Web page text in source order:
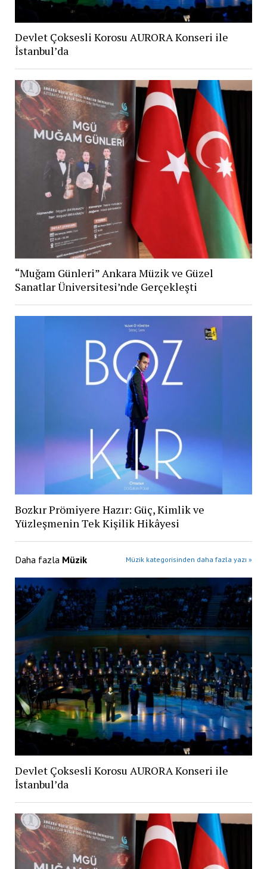
Devlet Çoksesli Korosu AURORA Konseri ile
İstanbul’da
“Muğam Günleri” Ankara Müzik ve Güzel
Sanatlar Üniversitesi’nde Gerçekleşti
Bozkır Prömiyere Hazır: Güç, Kimlik ve
Yüzleşmenin Tek Kişilik Hikâyesi
Daha fazla Müzik Müzik kategorisinden daha fazla yazı »
Devlet Çoksesli Korosu AURORA Konseri ile
İstanbul’da